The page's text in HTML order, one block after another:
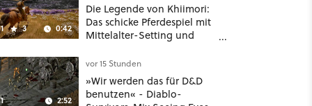
3 0:42
Die Legende von Khiimori:
Das schicke Pferdespiel mit
Mittelalter-Setting und
noch größer und
gefährlicher
2:52
vor 15 Stunden
»Wir werden das für D&D
benutzen« - Diablo-